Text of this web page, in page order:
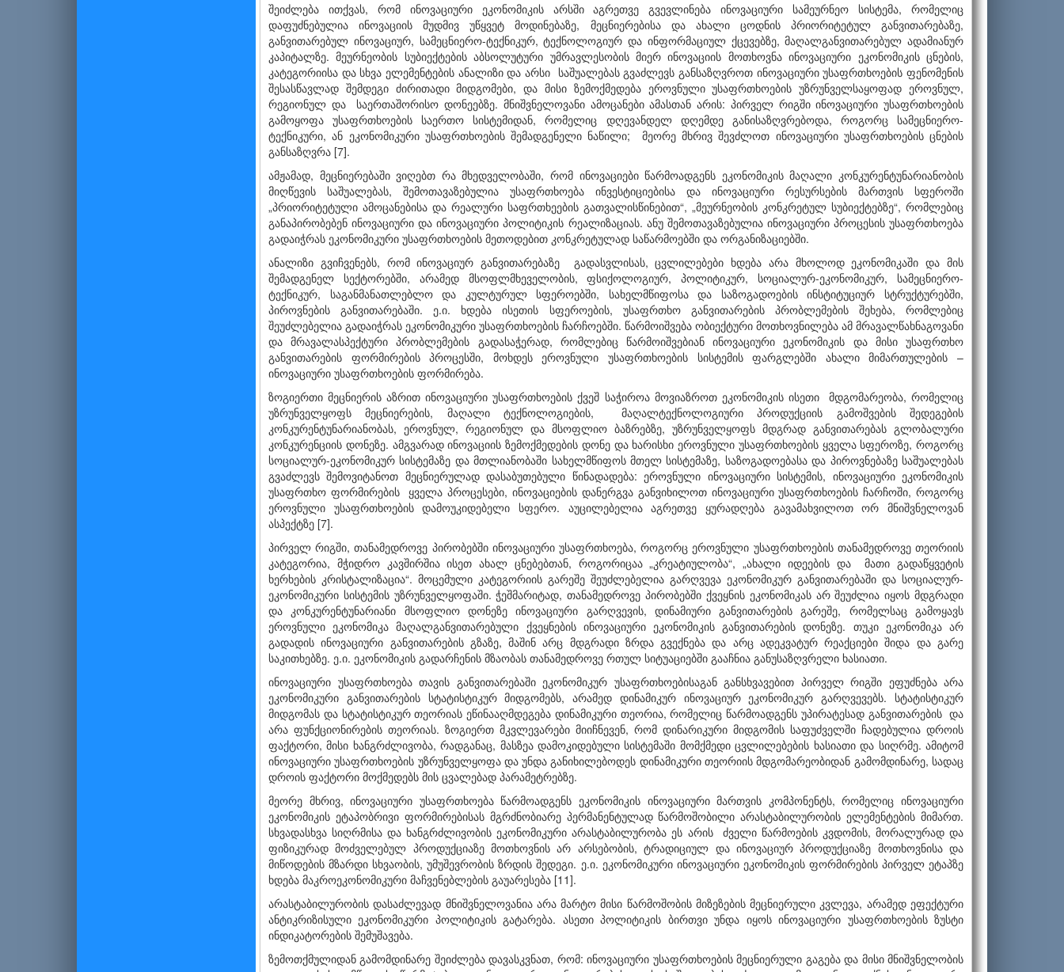
შეიძლება ითქვას, რომ ინოვაციური ეკონომიკის არსში აგრეთვე გვევლინება ინოვაციური სამეურნეო სისტემა, რომელიც
დაფუძნებულია ინოვაციის მუდმივ უწყვეტ მოდინებაზე, მეცნიერებისა და ახალი ცოდნის პრიორიტეტულ განვითა­რებაზე,
განვითარებულ ინოვაციურ, სამეცნიერო-ტექნიკურ, ტექნოლოგიურ და ინფორმაციულ ქცევებზე, მაღალგანვითარებულ ადამიანურ
კაპიტალზე. მეურნეო­ბის სუბიექტების აბსოლუტური უმრავლესობის მიერ ინოვაციის მოთხოვნა ინოვა­ციური ეკონომიკის ცნების,
კატეგორიისა და სხვა ელემენტების ანალიზი და არსი საშუალებას გვაძლევს განსაზღვროთ ინოვაციური უსაფრთხოების ფენომენის
შესას­წავლად შემდეგი ძირითადი მიდგომები, და მისი ზემოქმედება ეროვნული უსაფრთ­ხოების უზრუნველსაყოფად ეროვნულ,
რეგიონულ და საერთაშორისო დონეებზე. მნიშვნელოვანი ამოცანები ამასთან არის: პირველ რიგში ინოვაციური უსაფრთ­ხოების
გამოყოფა უსაფრთხოების საერთო სისტემიდან, რომელიც დღევანდელ დღემდე განისაზღვრებოდა, როგორც სამეცნიერო-
ტექნიკური, ან ეკო­ნომიკური უსაფრთხოების შემადგენელი ნაწილი; მეორე მხრივ შევძლოთ ინოვაციური უსაფ­რთ­ხოების ცნების
განსაზღვრა [7].
ამჟამად, მეცნიერებაში ვიღებთ რა მხედველობაში, რომ ინოვაციები წარ­მოადგენს ეკონომიკის მაღალი კონკურენტუნარიანობის
მიღწევის საშუალებას, შემოთავაზებულია უსაფრთხოება ინვესტიციებისა და ინოვაციური რესურსების მართვის სფეროში
„პრიორიტეტული ამოცანებისა და რეალური საფრთხეების გათვალისწინებით“, „მეურნეობის კონკრეტულ სუბიექტებზე“, რომლებიც
განაპი­რობებენ ინოვაციური და ინოვაციური პოლიტიკის რეალიზაციას. ანუ შემოთავა­ზებულია ინოვაციური პროცესის უსაფრთხოება
გადაიჭრას ეკონომიკური უსაფრთ­ხოების მეთოდებით კონკრეტულად საწარმოებში და ორგანიზაციებში.
ანალიზი გვიჩვენებს, რომ ინოვაციურ განვითარებაზე გადასვლისას, ცვლი­ლებები ხდება არა მხოლოდ ეკონომიკაში და მის
შემადგენელ სექტორებში, არამედ მსოფლმხეველობის, ფსიქოლოგიურ, პოლიტიკურ, სოციალურ-ეკონომიკურ, სამეც­ნიერო-
ტექნიკურ, საგანმანათლებლო და კულტურულ სფეროებში, სახელმწიფოსა და საზოგადოების ინსტიტუციურ სტრუქტურებში,
პიროვნების განვითარებაში. ე.ი. ხდება ისეთის სფეროების, უსაფრთხო განვითარების პრობლემების შეხება, რომლებიც
შეუძლებელია გადაიჭრას ეკონომიკური უსაფრთხოების ჩარჩოებში. წარმოიშვება ობიექტური მოთხოვნილება ამ მრავალწახნაგოვანი
და მრავალ­ასპექტური პრობლემების გადასაჭერად, რომლებიც წარმოიშვებიან ინოვაციური ეკონომიკის და მისი უსაფრთხო
განვითარების ფორმირების პროცესში, მოხდეს ეროვნული უსაფრთხოების სისტემის ფარგლებში ახალი მიმართულების –
ინოვაციური უსაფრთხოების ფორმირება.
ზოგიერთი მეცნიერის აზრით ინოვაციური უსაფრთხოების ქვეშ საჭიროა მოვიაზროთ ეკონომიკის ისეთი მდგომარეობა, რომელიც
უზრუნველყოფს მეცნიე­რების, მაღალი ტექნოლოგიების, მაღალტექნოლოგიური პროდუქციის გამოშვების შედეგების
კონკურენტუნარიანობას, ეროვნულ, რეგიონულ და მსოფლიო ბაზრებზე, უზრუნველყოფს მდგრად განვითარებას გლობალური
კონკურენციის დონეზე. ამგვარად ინოვაციის ზემოქმედების დონე და ხარისხი ეროვნული უსაფრთხოების ყველა სფეროზე, როგორც
სოციალურ-ეკონომიკურ სისტემაზე და მთლიანობაში სახელმწიფოს მთელ სისტემაზე, საზოგადოებასა და პიროვნებაზე საშუალებას
გვაძლევს შემოვიტანოთ მეცნიერულად დასაბუთებული წინადადება: ეროვნული ინოვაციური სისტემის, ინოვაციური ეკონომიკის
უსაფრთხო ფორმირების ყველა პროცესები, ინოვაციების დანერგვა განვიხილოთ ინოვაციური უსაფრთხოების ჩარჩოში, როგორც
ეროვნული უსაფრთხოების დამოუკიდებელი სფერო. აუცილე­ბელია აგრეთვე ყურადღება გავამახვილოთ ორ მნიშვნელოვან
ასპექტზე [7].
პირველ რიგში, თანამედროვე პირობებში ინოვაციური უსაფრთხოება, როგორც ეროვნული უსაფრთხოების თანამედროვე თეორიის
კატეგორია, მჭიდრო კავშირშია ისეთ ახალ ცნებებთან, როგორიცაა „კრეატიულობა“, „ახალი იდეების და მათი გადაწყვეტის
ხერხების კრისტალიზაცია“. მოცემული კატეგორიის გარეშე შეუძლებელია გარღვევა ეკონომიკურ განვითარებაში და სოციალურ-
ეკონომიკური სისტემის უზრუნველყოფაში. ჭეშმარიტად, თანამედროვე პირობებში ქვეყნის ეკონომიკას არ შეუძლია იყოს მდგრადი
და კონკურენტუნარიანი მსოფლიო დონეზე ინოვაციური გარღვევის, დინამიური განვითარების გარეშე, რომელსაც გამოყავს
ეროვნული ეკონომიკა მაღალგანვითარებული ქვეყნების ინოვაციური ეკონომიკის განვითარების დონეზე. თუკი ეკონომიკა არ
გადადის ინოვაციური განვითარების გზაზე, მაშინ არც მდგრადი ზრდა გვექნება და არც ადეკვატურ რეაქციები შიდა და გარე
საკითხებზე. ე.ი. ეკონომიკის გადარჩენის მზაობას თანამედროვე რთულ სიტუაციებში გააჩნია განუსაზღვრელი ხასიათი.
ინოვაციური უსაფრთხოება თავის განვითარებაში ეკონომიკურ უსაფრთხოე­ბისაგან განსხვავებით პირველ რიგში ეფუძნება არა
ეკონომიკური განვითარების სტატისტიკურ მიდგომებს, არამედ დინამიკურ ინოვაციურ ეკონომიკურ გარღვევებს. სტატისტიკურ
მიდგომას და სტატისტიკურ თეორიას ეწინააღმდეგება დინამიკური თეორია, რომელიც წარმოადგენს უპირატესად განვითარების და
არა ფუნქციო­ნირებ­ის თეორიას. ზოგიერთ მკვლევარები მიიჩნევენ, რომ დინარიკური მიდგომის საფუძველში ჩადებულია დროის
ფაქტორი, მისი ხანგრძლივობა, რადგანაც, მასზეა დამოკიდებული სისტემაში მომქმედი ცვლილებების ხასიათი და სიღრმე. ამიტომ
ინოვაციური უსაფრთხოების უზრუნველყოფა და უნდა განიხილებოდეს დინამი­კური თეორიის მდგომარეობიდან გამომდინარე, სადაც
დროის ფაქტორი მოქმედებს მის ცვალებად პარამეტრებზე.
მეორე მხრივ, ინოვაციური უსაფრთხოება წარმოადგენს ეკონომიკის ინოვაციური მართვის კომპონენტს, რომელიც ინოვაციური
ეკონომიკის ეტაპობრივი ფორმირებისას მგრძნობიარე პერმანენტულად წარმოშობილი არასტაბილურობის ელემენტების მიმართ.
სხვადასხვა სიღრმისა და ხანგრძლივობის ეკონომიკური არასტაბილურობა ეს არის ძველი წარმოების კვდომის, მორალურად და
ფიზიკურად მოძველებულ პროდუქციაზე მოთხოვნის არ არსებობის, ტრადიციულ და ინოვაციურ პროდუქციაზე მოთხოვნისა და
მიწოდების მზარდი სხვაობის, უმუშევრობის ზრდის შედეგი. ე.ი. ეკონომიკური ინოვაციური ეკონომიკის ფორმირების პირველ ეტაპზე
ხდება მაკროეკონომიკური მაჩვენებლების გაუარესება [11].
არასტაბილურობის დასაძლევად მნიშვნელოვანია არა მარტო მისი წარმოშობის მიზეზების მეცნიერული კვლევა, არამედ ეფექტური
ანტიკრიზისული ეკონომიკური პოლიტიკის გატარება. ასეთი პოლიტიკის ბირთვი უნდა იყოს ინოვაციური უსაფრთხოების ზუსტი
ინდიკატორების შემუშავება.
ზემოთქმულიდან გამომდინარე შეიძლება დავასკვნათ, რომ: ინოვაციური უსაფრთხოების მეცნიერული გაგება და მისი მნიშვნელობის